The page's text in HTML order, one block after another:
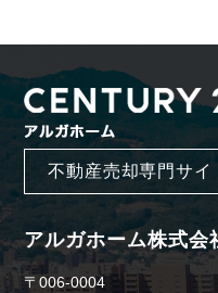
不動産売却専門サイ
アルガホーム株式会
〒006-0004